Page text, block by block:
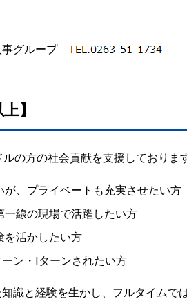
グループ
】
の方の社会貢献を支援しておりま
が、プライベートも充実させたい方
線の現場で活躍したい方
を活かしたい方
ン・Iターンされたい方
識と経験を生かし、フルタイムで